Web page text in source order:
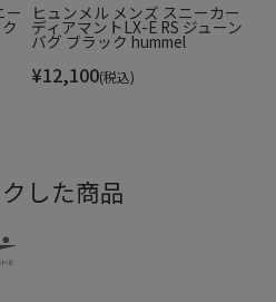
ー ヒュンメル メンズ スニーカー
ディアマントLX-E RS ジューン
バグ ブラック hummel
¥12,100(税込)
した商品